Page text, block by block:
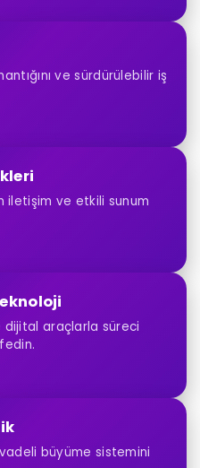
ve sürdürülebilir iş
iletişim ve etkili sunum
araçlarla süreci
büyüme sistemini